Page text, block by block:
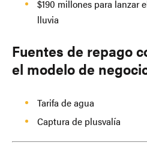
$190 millones para lanzar
lluvia
Fuentes de repago
el modelo de
Tarifa de agua
Captura de plusvalía